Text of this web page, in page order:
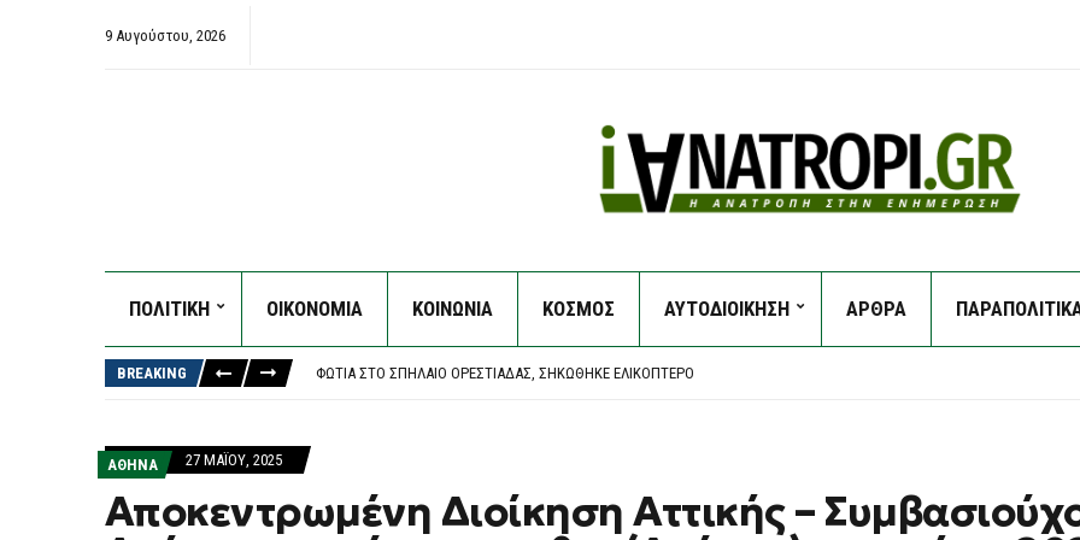
9 Αυγούστου, 2026
ΠΟΛΙΤΙΚΗ ΟΙΚΟΝΟΜΙΑ ΚΟΙΝΩΝΙΑ ΚΟΣΜΟΣ ΑΥΤΟΔΙΟΙΚΗΣΗ ΑΡΘΡΑ
BREAKING
ΦΩΤΙΈΣ: ΝΈΟΣ ΕΦΙΆΛΤΗΣ ΈΩΣ ΤΗΝ ΤΕΤΆΡΤΗ – 9 ΜΠΟΦΌΡ, 40ΆΡΙΑ ΚΑΙ «HOT-DRY-WINDY» ΑΠΕΙΛΟΎΝ ΤΗ ΧΏΡΑ
ΦΩΤΙΆ ΣΤΟ ΣΠΉΛΑΙΟ ΟΡΕΣΤΙΆΔΑΣ, ΣΗΚΏΘΗΚΕ ΕΛΙΚΌΠΤΕΡΟ
ΑΘΗΝΑ 27 ΜΑΪ́ΟΥ, 2025
Αποκεντρωμένη Διοίκηση Αττικής –